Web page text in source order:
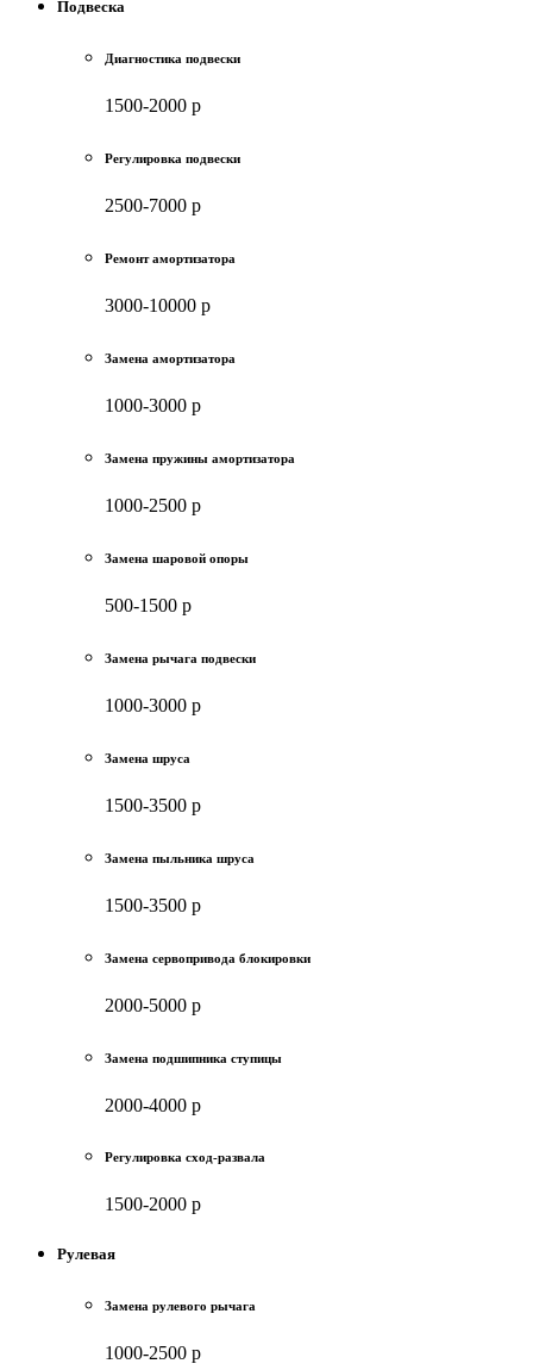
Подвеска
Диагностика подвески
1500-2000 р
Регулировка подвески
2500-7000 р
Ремонт амортизатора
3000-10000 р
Замена амортизатора
1000-3000 р
Замена пружины амортизатора
1000-2500 р
Замена шаровой опоры
500-1500 р
Замена рычага подвески
1000-3000 р
Замена шруса
1500-3500 р
Замена пыльника шруса
1500-3500 р
Замена сервопривода блокировки
2000-5000 р
Замена подшипника ступицы
2000-4000 р
Регулировка сход-развала
1500-2000 р
Рулевая
Замена рулевого рычага
1000-2500 р